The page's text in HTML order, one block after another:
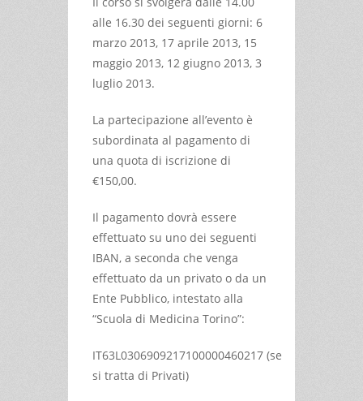
alle 16.30 dei seguenti giorni: 6
marzo 2013, 17 aprile 2013, 15
maggio 2013, 12 giugno 2013, 3
luglio 2013.
La partecipazione all’evento è
subordinata al pagamento di
una quota di iscrizione di
€150,00.
Il pagamento dovrà essere
effettuato su uno dei seguenti
IBAN, a seconda che venga
effettuato da un privato o da un
Ente Pubblico, intestato alla
“Scuola di Medicina Torino”:
IT63L0306909217100000460217 (se
si tratta di Privati)